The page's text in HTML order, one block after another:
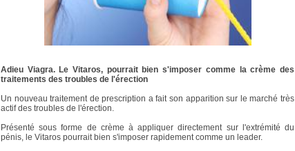
Soins palliatifs: 40 millions de plus en 2016
La journée mondiale des soins palliatifs n'a pas été inutile
lire la suite >>
Adieu Viagra. Le Vitaros, pourrait bien s'imposer comme la crème des
traitements des troubles de l'érection
Un nouveau traitement de prescription a fait son apparition sur le marché très
actif des troubles de l'érection.
Présenté sous forme de crème à appliquer directement sur l'extrémité du
pénis, le Vitaros pourrait bien s'imposer rapidement comme un leader.